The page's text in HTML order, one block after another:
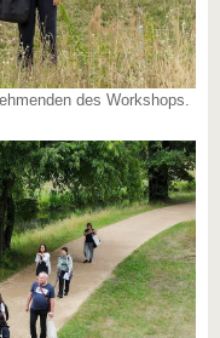
des Workshops.